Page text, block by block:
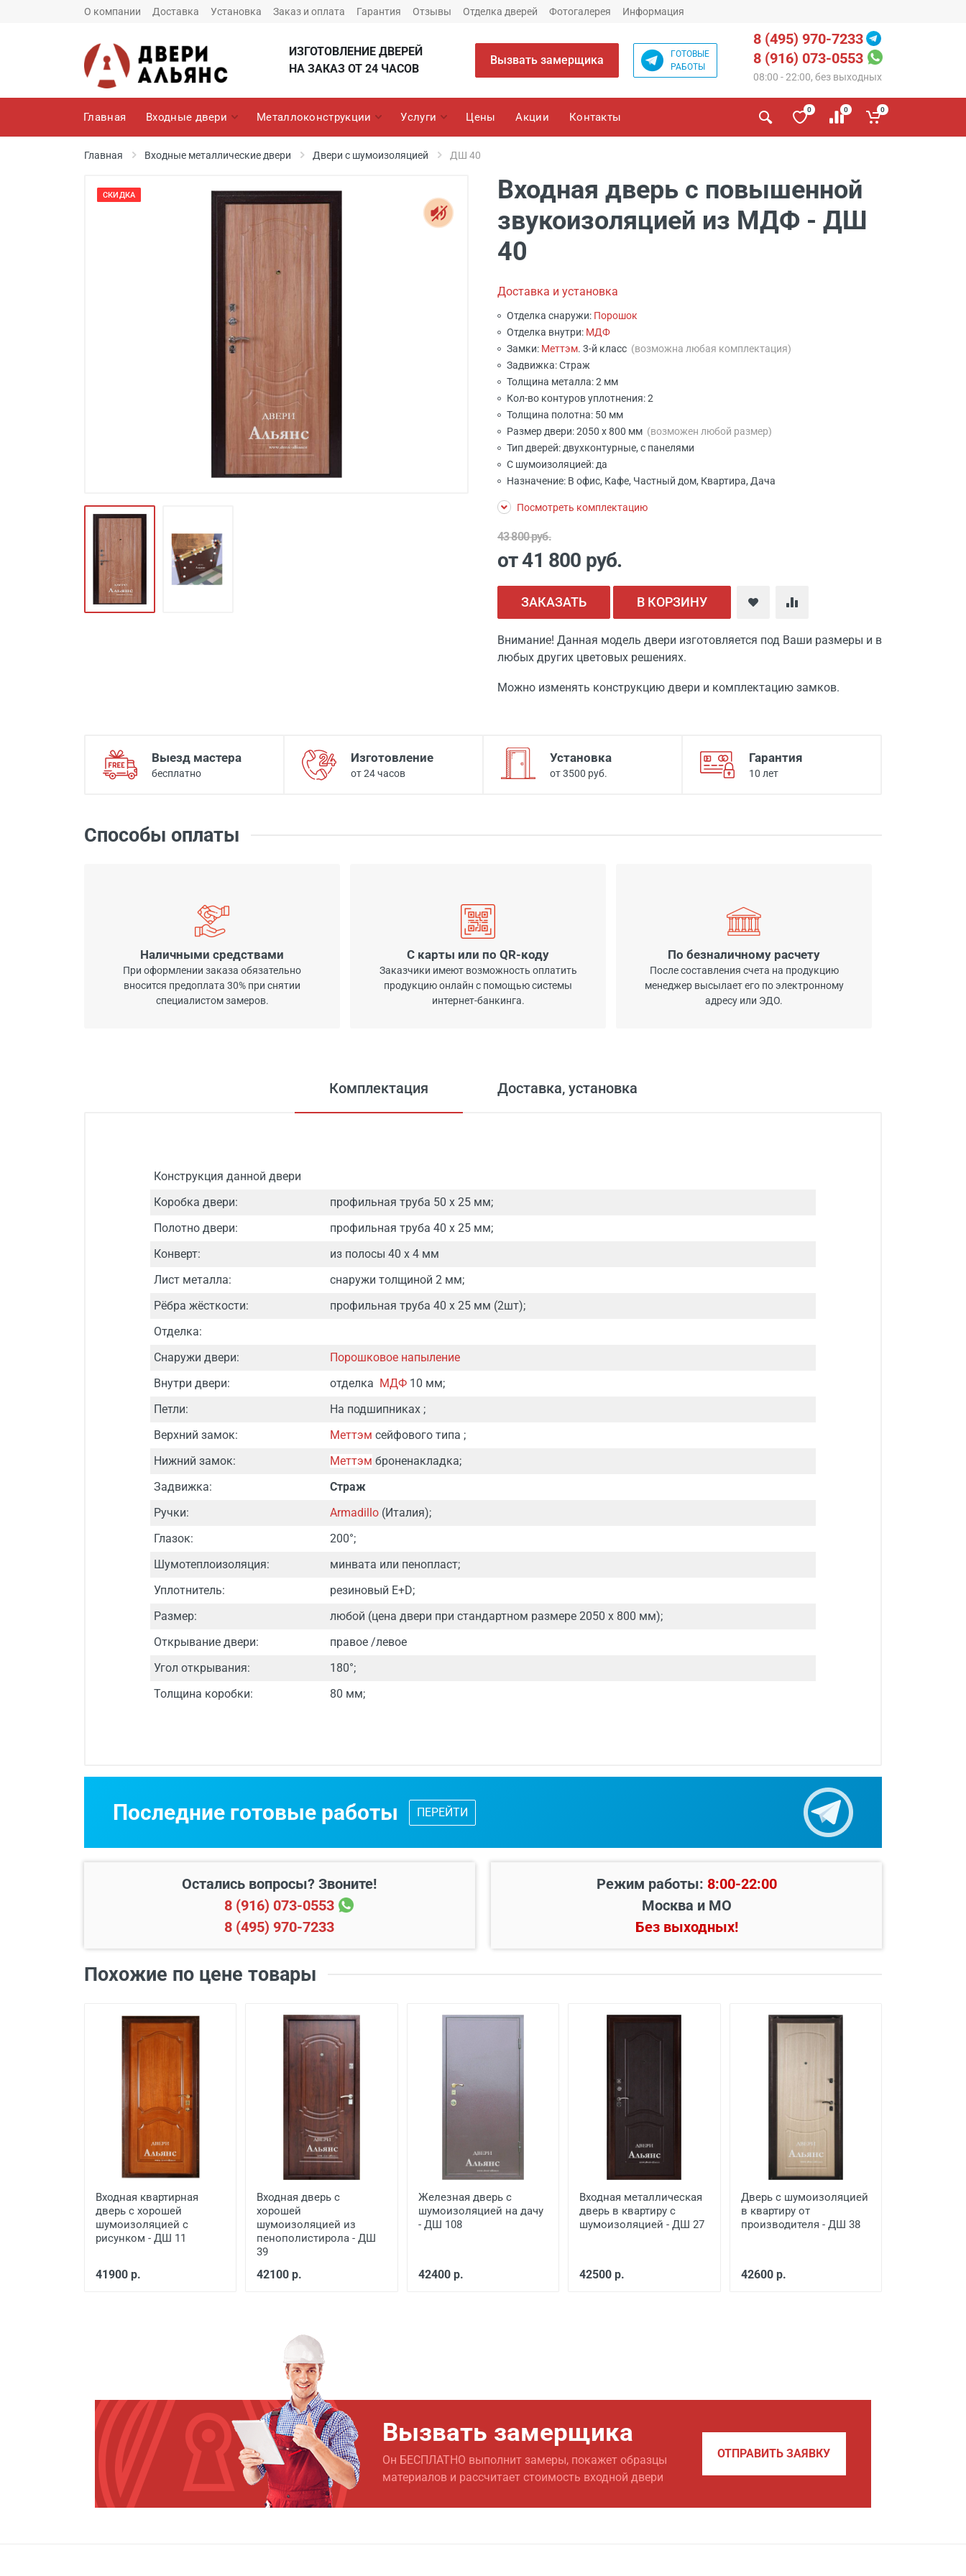
О компании Доставка Установка Заказ и оплата Гарантия Отзывы Отделка дверей Фотогалерея Информация
ИЗГОТОВЛЕНИЕ ДВЕРЕЙ
НА ЗАКАЗ ОТ 24 ЧАСОВ
Вызвать замерщика
ГОТОВЫЕ
РАБОТЫ
8 (495) 970-7233
8 (916) 073-0553
08:00 - 22:00, без выходных
Главная Входные двери Металлоконструкции Услуги Цены Акции Контакты
0 0 0
Главная Входные металлические двери Двери с шумоизоляцией ДШ 40
СКИДКА
Входная дверь с повышенной
звукоизоляцией из МДФ - ДШ
40
Доставка и установка
Отделка снаружи: Порошок
Отделка внутри: МДФ
Замки: Меттэм. 3-й класс (возможна любая комплектация)
Задвижка: Страж
Толщина металла: 2 мм
Кол-во контуров уплотнения: 2
Толщина полотна: 50 мм
Размер двери: 2050 x 800 мм (возможен любой размер)
Тип дверей: двухконтурные, с панелями
С шумоизоляцией: да
Назначение: В офис, Кафе, Частный дом, Квартира, Дача
Посмотреть комплектацию
43 800 руб.
от 41 800 руб.
ЗАКАЗАТЬ В КОРЗИНУ
Внимание! Данная модель двери изготовляется под Ваши размеры и в
любых других цветовых решениях.
Можно изменять конструкцию двери и комплектацию замков.
Выезд мастера
бесплатно
Изготовление
от 24 часов
Установка
от 3500 руб.
Гарантия
10 лет
Способы оплаты
Наличными средствами
При оформлении заказа обязательно
вносится предоплата 30% при снятии
специалистом замеров.
С карты или по QR-коду
Заказчики имеют возможность оплатить
продукцию онлайн с помощью системы
интернет-банкинга.
По безналичному расчету
После составления счета на продукцию
менеджер высылает его по электронному
адресу или ЭДО.
Комплектация Доставка, установка
Конструкция данной двери
Коробка двери:
профильная труба 50 х 25 мм;
Полотно двери:
профильная труба 40 х 25 мм;
Конверт:
из полосы 40 x 4 мм
Лист металла:
снаружи толщиной 2 мм;
Рёбра жёсткости:
профильная труба 40 х 25 мм (2шт);
Отделка:
Снаружи двери:
Порошковое напыление
Внутри двери:
отделка МДФ 10 мм;
Петли:
На подшипниках ;
Верхний замок:
Меттэм сейфового типа ;
Нижний замок:
Меттэм броненакладка;
Задвижка:
Страж
Ручки:
Armadillo (Италия);
Глазок:
200°;
Шумотеплоизоляция:
минвата или пенопласт;
Уплотнитель:
резиновый E+D;
Размер:
любой (цена двери при стандартном размере 2050 х 800 мм);
Открывание двери:
правое /левое
Угол открывания:
180°;
Толщина коробки:
80 мм;
Бесплатный выезд специалиста с каталогом входных дверей, образцами отделок и фурнитуры.
В пределах МКАД и в радиусе 20 км от него
Подъем до квартиры 200 руб./этаж
Наименование вида работ
Установка входной двери в готовый проем
Заделка швов монтажной пеной
Сварочные работы от 1000
Последние готовые работы ПЕРЕЙТИ
Остались вопросы? Звоните!
8 (916) 073-0553
8 (495) 970-7233
Режим работы: 8:00-22:00
Москва и МО
Без выходных!
Похожие по цене товары
Входная квартирная
дверь с хорошей
шумоизоляцией с
рисунком - ДШ 11
41900 р.
Входная дверь с
хорошей
шумоизоляцией из
пенополистирола - ДШ
39
42100 р.
Железная дверь с
шумоизоляцией на дачу
- ДШ 108
42400 р.
Входная металлическая
дверь в квартиру с
шумоизоляцией - ДШ 27
42500 р.
Дверь с шумоизоляцией
в квартиру от
производителя - ДШ 38
42600 р.
Вызвать замерщика
Он БЕСПЛАТНО выполнит замеры, покажет образцы
материалов и рассчитает стоимость входной двери
ОТПРАВИТЬ ЗАЯВКУ